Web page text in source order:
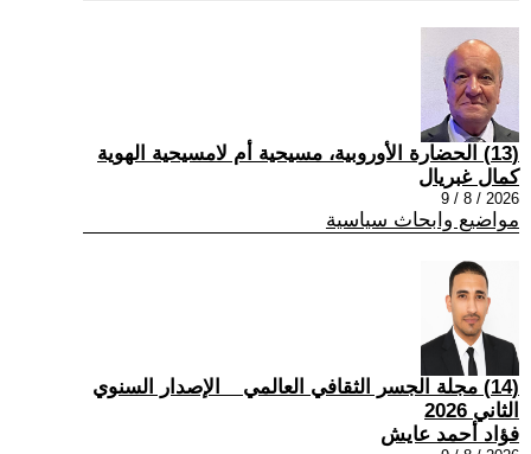
(13) الحضارة الأوروبية، مسيحية أم لامسيحية الهوية
كمال غبريال
2026 / 8 / 9
مواضيع وابحاث سياسية
(14) مجلة الجسر الثقافي العالمي _ الإصدار السنوي
الثاني 2026
فؤاد أحمد عايش